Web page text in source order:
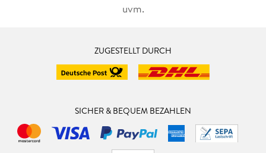
uvm.
ZUGESTELLT DURCH
SICHER & BEQUEM BEZAHLEN